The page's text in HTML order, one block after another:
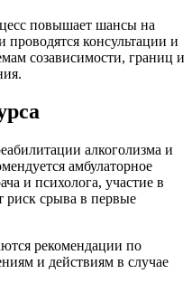
повышает шансы на
консультации и
созависимости, границ и
алкоголизма и
амбулаторное
и психолога, участие в
риск срыва в первые
рекомендации по
и действиям в случае